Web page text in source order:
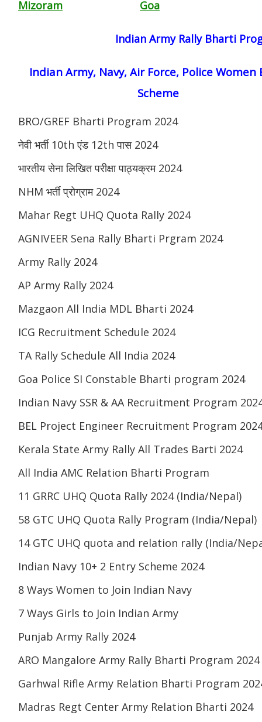
Mizoram Goa
Indian Army Rally Bharti
Indian Army, Navy, Air Force, Police Women
Scheme
BRO/GREF Bharti Program 2024
नेवी भर्ती 10th एंड 12th पास 2024
भारतीय सेना लिखित परीक्षा पाठ्यक्रम 2024
NHM भर्ती प्रोग्राम 2024
Mahar Regt UHQ Quota Rally 2024
AGNIVEER Sena Rally Bharti Prgram 2024
Army Rally 2024
AP Army Rally 2024
Mazgaon All India MDL Bharti 2024
ICG Recruitment Schedule 2024
TA Rally Schedule All India 2024
Goa Police SI Constable Bharti program 2024
Indian Navy SSR & AA Recruitment Program
BEL Project Engineer Recruitment Program
Kerala State Army Rally All Trades Barti 2024
All India AMC Relation Bharti Program
11 GRRC UHQ Quota Rally 2024 (India/Nepal)
58 GTC UHQ Quota Rally Program (India/Nepal)
14 GTC UHQ quota and relation rally (India/
Indian Navy 10+ 2 Entry Scheme 2024
8 Ways Women to Join Indian Navy
7 Ways Girls to Join Indian Army
Punjab Army Rally 2024
ARO Mangalore Army Rally Bharti Program 2024
Garhwal Rifle Army Relation Bharti Program
Madras Regt Center Army Relation Bharti 2024